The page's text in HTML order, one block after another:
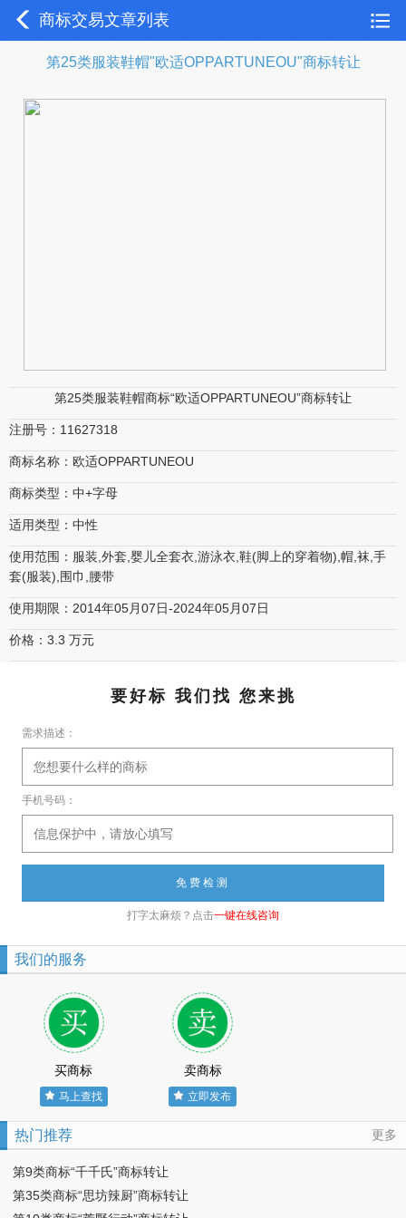
商标交易文章列表
第25类服装鞋帽"欧适OPPARTUNEOU"商标转让
第25类服装鞋帽商标“欧适OPPARTUNEOU”商标转让
注册号：11627318
商标名称：欧适OPPARTUNEOU
商标类型：中+字母
适用类型：中性
使用范围：服装,外套,婴儿全套衣,游泳衣,鞋(脚上的穿着物),帽,袜,手
套(服装),围巾,腰带
使用期限：2014年05月07日-2024年05月07日
价格：3.3 万元
要好标 我们找 您来挑
需求描述：
手机号码：
打字太麻烦？点击一键在线咨询
我们的服务
买商标
马上查找
卖商标
立即发布
更多
热门推荐
第9类商标“千千氏”商标转让
第35类商标“思坊辣厨”商标转让